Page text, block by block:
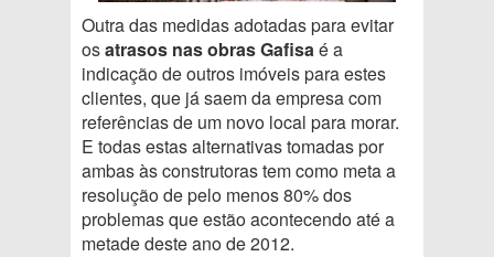
Outra das medidas adotadas para evitar
osatrasos nas obras Gafisaé a
indicação de outros imóveis para estes
clientes, que já saem da empresa com
referências de um novo local para morar.
E todas estas alternativas tomadas por
ambas às construtoras tem como meta a
resolução de pelo menos 80% dos
problemas que estão acontecendo até a
metade deste ano de 2012.